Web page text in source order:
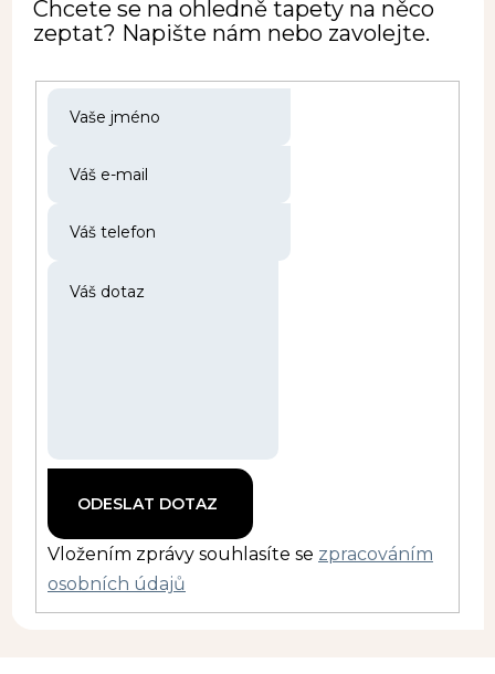
Chcete se na ohledně tapety na něco
zeptat? Napište nám nebo zavolejte.
Vložením zprávy souhlasíte se zpracováním
osobních údajů